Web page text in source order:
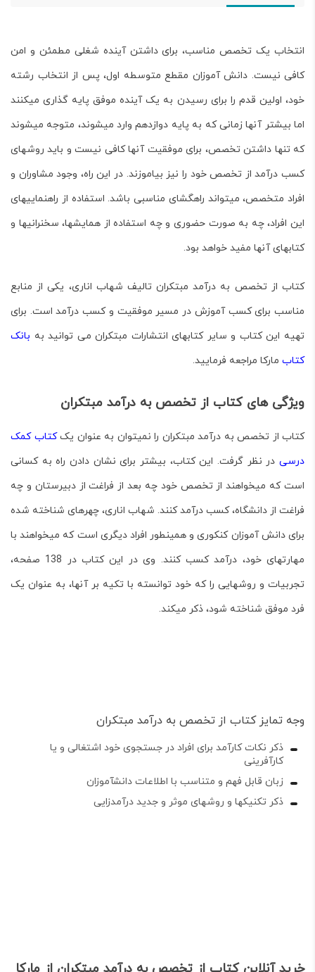
انتخاب یک تخصص مناسب، برای داشتن آینده شغلی مطمئن و امن
کافی نیست. دانش ­آموزان مقطع متوسطه اول، پس از انتخاب رشته
خود، اولین قدم را برای رسیدن به یک آینده موفق پایه گذاری می­کنند
اما بیشتر آنها زمانی که به پایه دوازدهم وارد می­شوند، متوجه میشوند
که تنها داشتن تخصص، برای موفقیت آنها کافی نیست و باید روش­های
کسب درآمد از تخصص خود را نیز بیاموزند. در این راه، وجود مشاوران و
افراد متخصص، می­تواند راهگشای مناسبی باشد. استفاده از راهنمایی­های
این افراد، چه به صورت حضوری و چه استفاده از همایش­ها، سخنرانی­ها و
کتاب­های آنها مفید خواهد بود.
کتاباز تخصص به درآمد مبتکرانتالیف شهاب اناری، یکی از منابع
مناسب برای کسب آموزش در مسیر موفقیت و کسب درآمد است. برای
تهیه این کتاب و سایر کتاب­های انتشارات مبتکران می توانید به بانک
کتاب مارکا مراجعه فرمایید.
ویژگی های کتاب از تخصص به درآمد مبتکران
کتاب از تخصص به درآمد مبتکران را نمی­توان به عنوان یککتاب کمک
درسی در نظر گرفت. این کتاب، بیشتر برای نشان دادن راه به کسانی
است که می­خواهند از تخصص خود چه بعد از فراغت از دبیرستان و چه
فراغت از دانشگاه، کسب درآمد کنند. شهاب اناری، چهره­ای شناخته شده
برای دانش ­آموزان کنکوری و همینطور افراد دیگری است که می­خواهند با
مهارت­های خود، درآمد کسب کنند. وی در این کتاب در 138 صفحه،
تجربیات و روش­هایی را که خود توانسته با تکیه بر آنها، به عنوان یک
فرد موفق شناخته شود، ذکر می­کند.
وجه تمایز کتاب از تخصص به درآمد مبتکران
ذکر نکات کارآمد برای افراد در جستجوی خود اشتغالی و یا
کارآفرینی
زبان قابل فهم و متناسب با اطلاعات دانش­آموزان
ذکر تکنیک­ها و روش­های موثر و جدید درآمدزایی